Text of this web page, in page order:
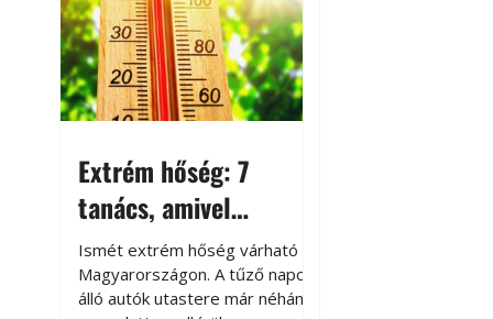
Extrém hőség: 7
tanács, amivel
megóvhatjuk
autónkat a nyári
Ismét extrém hőség várható
Magyarországon. A tűző napon
álló autók utastere már néhány